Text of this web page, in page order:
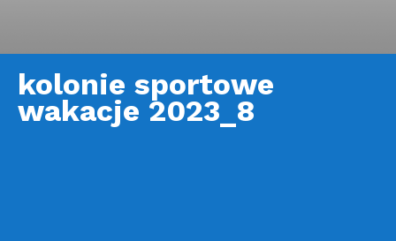
kolonie sportowe
wakacje 2023_8